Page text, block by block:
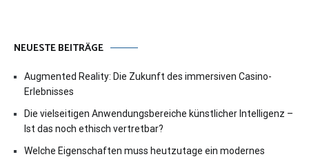
NEUESTE BEITRÄGE
Augmented Reality: Die Zukunft des immersiven Casino-
Erlebnisses
Die vielseitigen Anwendungsbereiche künstlicher Intelligenz –
Ist das noch ethisch vertretbar?
Welche Eigenschaften muss heutzutage ein modernes